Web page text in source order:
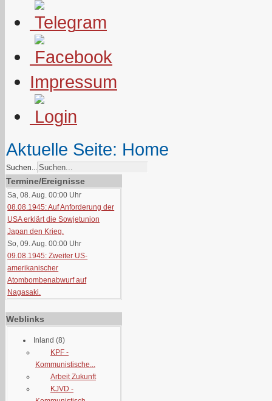
Impressum
Aktuelle Seite: Home
Suchen...
Termine/Ereignisse
Sa, 08. Aug. 00:00 Uhr
08.08.1945: Auf Anforderung der
USA erklärt die Sowjetunion
Japan den Krieg.
So, 09. Aug. 00:00 Uhr
09.08.1945: Zweiter US-
amerikanischer
Atombombenabwurf auf
Nagasaki.
Weblinks
Inland (8)
KPF -
Kommunistische...
Arbeit Zukunft
KJVD -